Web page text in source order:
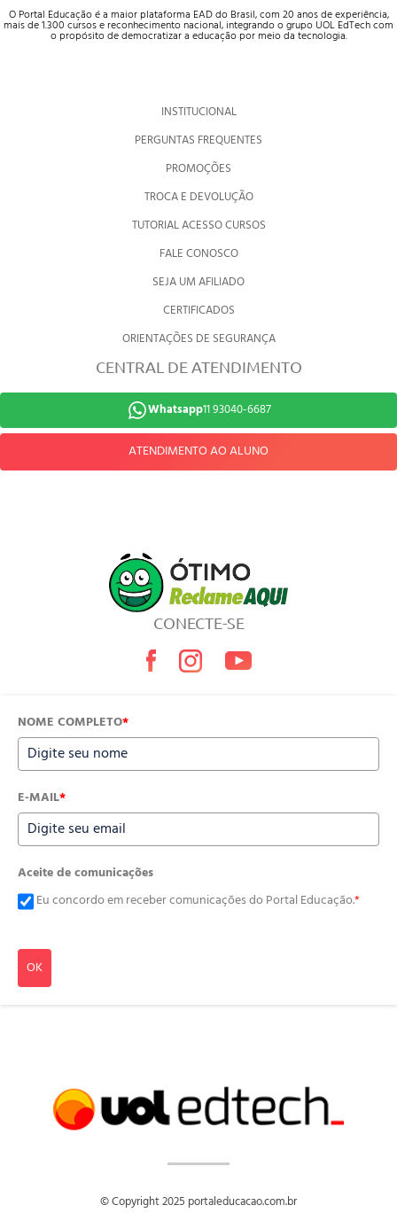
O Portal Educação é a maior plataforma EAD do Brasil, com 20 anos de experiência,
mais de 1.300 cursos e reconhecimento nacional, integrando o grupo UOL EdTech com
o propósito de democratizar a educação por meio da tecnologia.
INSTITUCIONAL
PERGUNTAS FREQUENTES
PROMOÇÕES
TROCA E DEVOLUÇÃO
TUTORIAL ACESSO CURSOS
FALE CONOSCO
SEJA UM AFILIADO
CERTIFICADOS
ORIENTAÇÕES DE SEGURANÇA
CENTRAL DE ATENDIMENTO
Whatsapp11 93040-6687
ATENDIMENTO AO ALUNO
CONECTE-SE
NOME COMPLETO*
E-MAIL*
Aceite de comunicações
Eu concordo em receber comunicações do Portal Educação.*
OK
© Copyright 2025 portaleducacao.com.br